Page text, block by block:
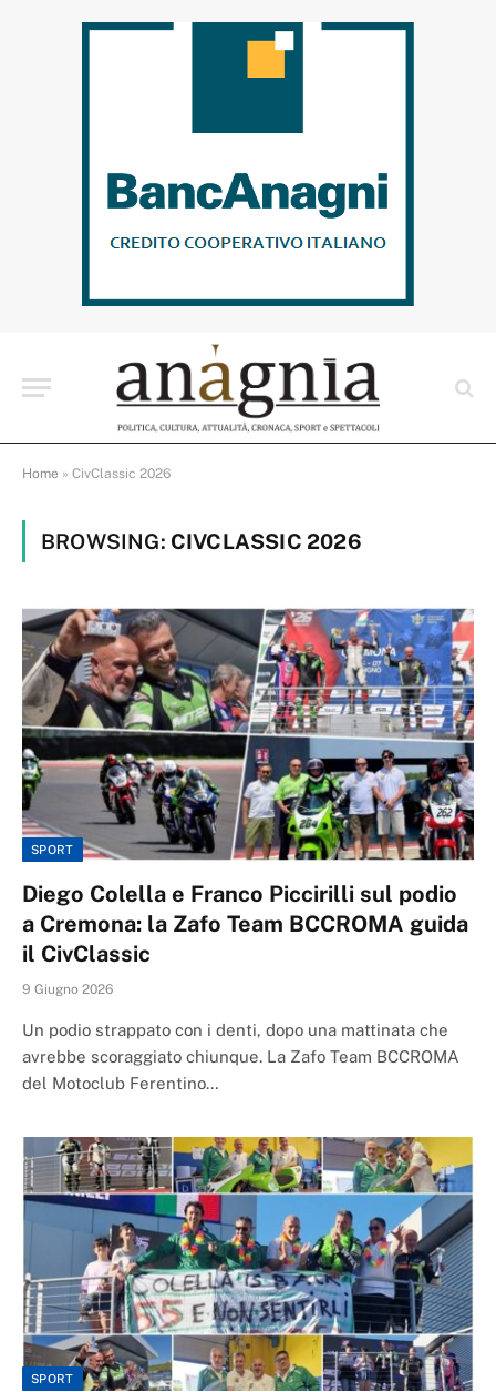
Home » CivClassic 2026
BROWSING: CIVCLASSIC 2026
SPORT
Diego Colella e Franco Piccirilli sul podio
a Cremona: la Zafo Team BCCROMA guida
il CivClassic
9 Giugno 2026
Un podio strappato con i denti, dopo una mattinata che
avrebbe scoraggiato chiunque. La Zafo Team BCCROMA
del Motoclub Ferentino…
SPORT